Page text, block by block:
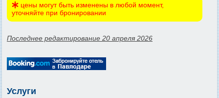
цены могут быть изменены в любой момент,
уточняйте при бронировании
Последнее редактирование 20 апреля 2026
Услуги